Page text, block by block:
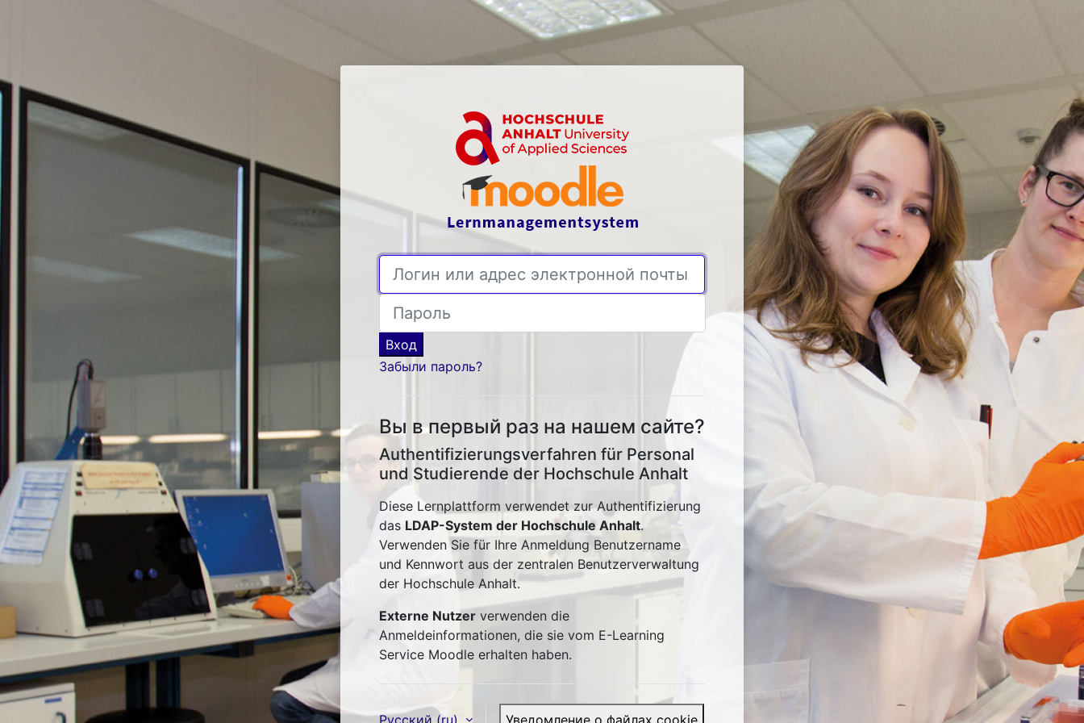
Зайти на Moodle Hochschule Anhalt
Логин или адрес электронной почты
Вход
Забыли пароль?
Вы в первый раз на нашем сайте?
Authentifizierungsverfahren für Personal
und Studierende der Hochschule Anhalt
Diese Lernplattform verwendet zur Authentifizierung
das LDAP-System der Hochschule Anhalt.
Verwenden Sie für Ihre Anmeldung Benutzername
und Kennwort aus der zentralen Benutzerverwaltung
der Hochschule Anhalt.
Externe Nutzer verwenden die
Anmeldeinformationen, die sie vom E-Learning
Service Moodle erhalten haben.
Русский ‎(ru)‎ Уведомление о файлах cookie